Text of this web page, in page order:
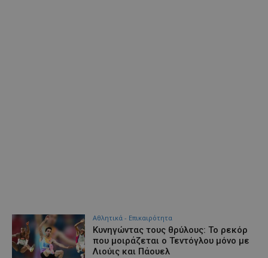
Αθλητικά - Επικαιρότητα
Κυνηγώντας τους θρύλους: Το ρεκόρ
που μοιράζεται ο Τεντόγλου μόνο με
Λιούις και Πάουελ